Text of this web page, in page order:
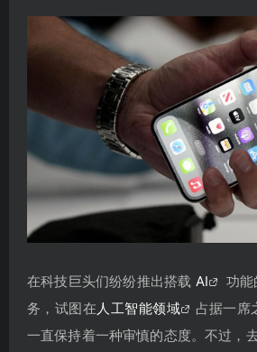
在科技巨头们纷纷推出搭载 AI
功能
务，试图在 人工智能领域 占据一席
一直保持着一种审慎的态度。不过，